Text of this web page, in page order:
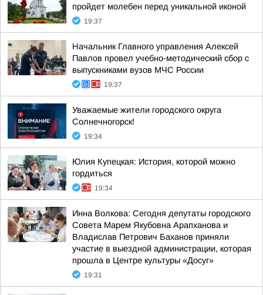
пройдет молебен перед уникальной иконой
19:37
Начальник Главного управления Алексей
Павлов провел учебно-методический сбор с
выпускниками вузов МЧС России
19:37
Уважаемые жители городского округа
Солнечногорск!
19:34
Юлия Купецкая: История, которой можно
гордиться
19:34
Инна Волкова: Сегодня депутаты городского
Совета Марем Якубовна Арапханова и
Владислав Петрович Баханов приняли
участие в выездной администрации, которая
прошла в Центре культуры «Досуг»
19:31